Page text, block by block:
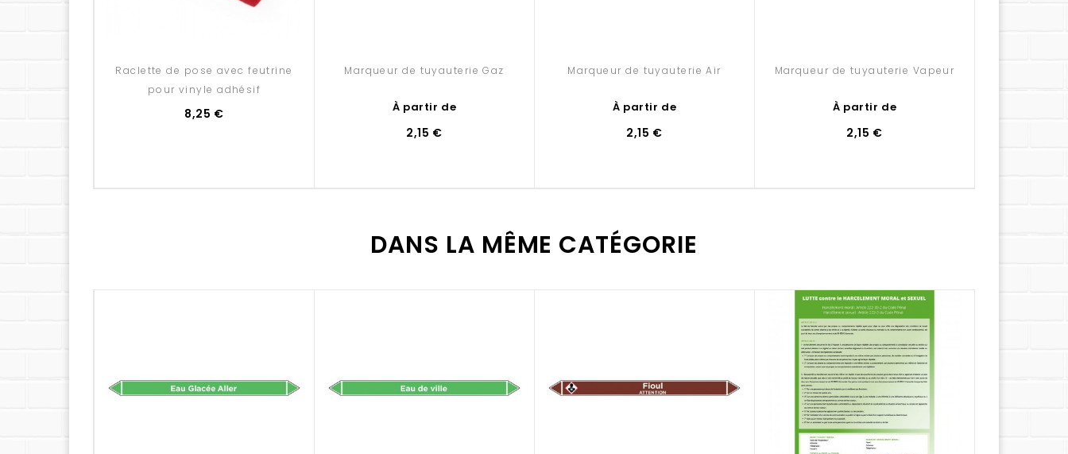
Dimensions disponibles :
- 35,5 x 3,7 cm
- 45 x 5,2 cm
- Lot de 5
Raclette de pose avec feutrine
pour vinyle adhésif
8,25 €
Marqueur de tuyauterie Gaz
À partir de
2,15 €
Marqueur de tuyauterie Air
À partir de
2,15 €
Marqueur de tuyauterie Vapeur
À partir de
2,15 €
DANS LA MÊME CATÉGORIE